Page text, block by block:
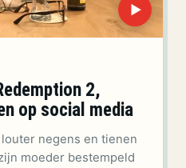
▶
2,
op social media
negens en tienen
moeder bestempeld